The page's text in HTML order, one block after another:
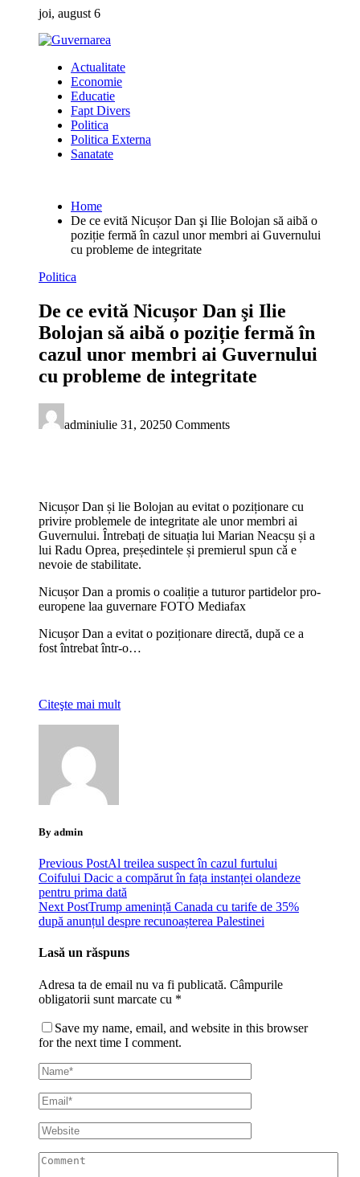
content
joi, august 6
Actualitate
Economie
Educatie
Fapt Divers
Politica
Politica Externa
Sanatate
Home
De ce evită Nicușor Dan şi Ilie Bolojan să aibă o
poziție fermă în cazul unor membri ai Guvernului
cu probleme de integritate
Politica
De ce evită Nicușor Dan şi Ilie
Bolojan să aibă o poziție fermă în
cazul unor membri ai Guvernului
cu probleme de integritate
adminiulie 31, 20250 Comments
Nicușor Dan și lie Bolojan au evitat o poziționare cu
privire problemele de integritate ale unor membri ai
Guvernului. Întrebați de situația lui Marian Neacșu și a
lui Radu Oprea, președintele și premierul spun cǎ e
nevoie de stabilitate.
Nicușor Dan a promis o coaliție a tuturor partidelor pro-
europene laa guvernare FOTO Mediafax
Nicușor Dan a evitat o poziționare directă, după ce a
fost întrebat într-o…
Citeşte mai mult
By admin
Previous PostAl treilea suspect în cazul furtului
Coifului Dacic a compărut în fața instanței olandeze
pentru prima dată
Next PostTrump amenință Canada cu tarife de 35%
după anunțul despre recunoașterea Palestinei
Lasă un răspuns
Adresa ta de email nu va fi publicată. Câmpurile
obligatorii sunt marcate cu *
Save my name, email, and website in this browser
for the next time I comment.